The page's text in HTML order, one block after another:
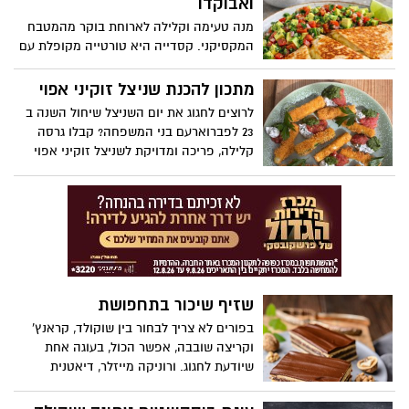
הזמינים כמעט בכל בית. השילוב בין תפוחי
האדמה לבין הנקניקיות פרגית מוסיף טעם
עשיר ומרקם מנחם והופך את המנה לארוחה
החלבון בנקניקיות מסייעת להפוך את הסלט
מארוחה קלה למנה משביעה שמתאימה
לארוחת צהריים או ערב משפחתית.
הביתי, שילוב בין נתח בקר איכותי, ציפוי פריך
וזהוב וטעמים קלאסיים עם טוויסט קולינרי,
המתאים לארוחה טעימה וחמה.
מנה טעימה וקלילה לארוחת בוקר מהמטבח
המקסיקני. קסדייה היא טורטייה מקופלת עם
גבינה ותוספות שונות, שנצרבת על מחבת עד
שהיא פריכה והגבינה נמסה.
מתכון להכנת שניצל זוקיני אפוי
לרוצים לחגוג את יום השניצל שיחול השנה ב
23 לפברוארעם בני המשפחה? קבלו גרסה
קלילה, פריכה ומדויקת לשניצל זוקיני אפוי
המנה לצלחת חגיגית ומרשימה. המתכון
באדיבות המותג הקולנרי- מאסטר שף.
שזיף שיכור בתחפושת
בפורים לא צריך לבחור בין שוקולד, קראנץ’
וקריצה שובבה, אפשר הכול, בעוגה אחת
שיודעת לחגוג. ורוניקה מייזלר, דיאטנית
חגיגי לפורים "שזיף שיכור בתחפושת" -